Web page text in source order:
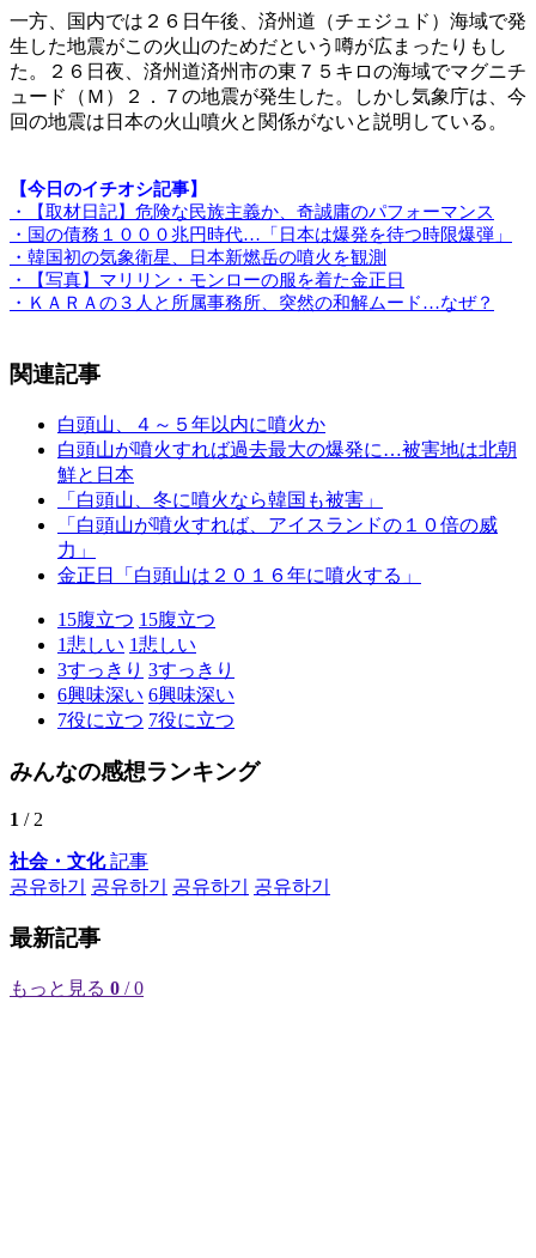
一方、国内では２６日午後、済州道（チェジュド）海域で発
生した地震がこの火山のためだという噂が広まったりもし
た。２６日夜、済州道済州市の東７５キロの海域でマグニチ
ュード（Ｍ）２．７の地震が発生した。しかし気象庁は、今
回の地震は日本の火山噴火と関係がないと説明している。
【今日のイチオシ記事】
・【取材日記】危険な民族主義か、奇誠庸のパフォーマンス
・国の債務１０００兆円時代…「日本は爆発を待つ時限爆弾」
・韓国初の気象衛星、日本新燃岳の噴火を観測
・【写真】マリリン・モンローの服を着た金正日
・ＫＡＲＡの３人と所属事務所、突然の和解ムード…なぜ？
関連記事
白頭山、４～５年以内に噴火か
白頭山が噴火すれば過去最大の爆発に…被害地は北朝
鮮と日本
「白頭山、冬に噴火なら韓国も被害」
「白頭山が噴火すれば、アイスランドの１０倍の威
力」
金正日「白頭山は２０１６年に噴火する」
15腹立つ 15腹立つ
1悲しい 1悲しい
3すっきり 3すっきり
6興味深い 6興味深い
7役に立つ 7役に立つ
みんなの感想ランキング
1 / 2
社会・文化記事
공유하기
공유하기 공유하기 공유하기
最新記事
もっと見る 0 / 0